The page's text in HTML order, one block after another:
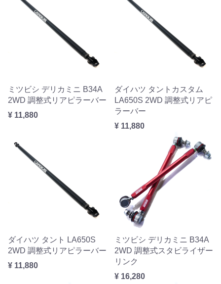
ミツビシ デリカミニ B34A
2WD 調整式リアピラーバー
¥ 11,880
ダイハツ タントカスタム
LA650S 2WD 調整式リアピ
ラーバー
¥ 11,880
ダイハツ タント LA650S
2WD 調整式リアピラーバー
¥ 11,880
ミツビシ デリカミニ B34A
2WD 調整式スタビライザー
リンク
¥ 16,280